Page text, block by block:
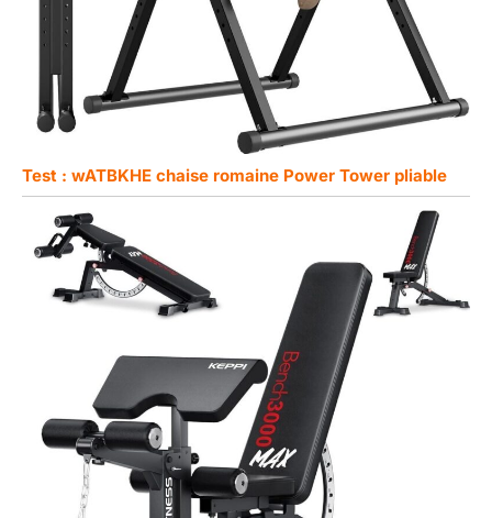
Test : wATBKHE chaise romaine Power Tower pliable